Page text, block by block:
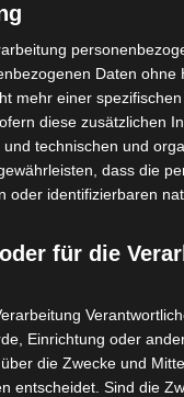
Daten ohne
mehr einer
diese zusätzlichen
technischen und
dass die
oder identifizierbaren
für die
Einrichtung oder
die Zwecke und
entscheidet. Sind die